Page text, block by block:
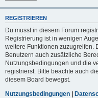
REGISTRIEREN
Du musst in diesem Forum
Registrierung ist in wenigen
weitere Funktionen zuzugreifen.
Benutzern auch zusätzliche
Nutzungsbedingungen und die
registrierst. Bitte beachte auch
diesem Board bewegst.
Nutzungsbedingungen |